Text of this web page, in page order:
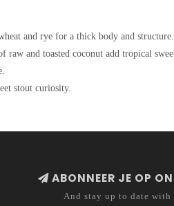
and rye for a thick body and
and toasted coconut add tropical
stout curiosity.
ABONNEER JE OP
And stay up to date with